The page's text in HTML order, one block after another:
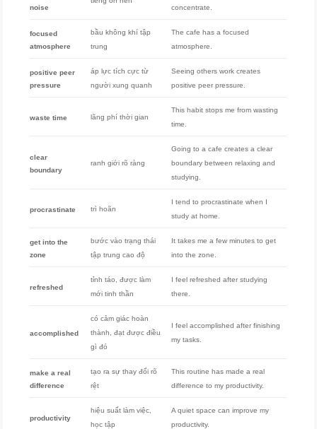
noise
concentrate.
focused
atmosphere
bầu không khí tập
trung
The cafe has a focused
atmosphere.
positive peer
pressure
áp lực tích cực từ
người xung quanh
Seeing others work creates
positive peer pressure.
waste time lãng phí thời gian
This habit stops me from wasting
time.
clear
boundary
ranh giới rõ ràng
Going to a cafe creates a clear
boundary between relaxing and
studying.
procrastinate trì hoãn
I tend to procrastinate when I
study at home.
get into the
zone
bước vào trạng thái
tập trung cao độ
It takes me a few minutes to get
into the zone.
refreshed
tỉnh táo, được làm
mới tinh thần
I feel refreshed after studying
there.
accomplished
có cảm giác hoàn
thành, đạt được điều
gì đó
I feel accomplished after finishing
my tasks.
make a real
difference
tạo ra sự thay đổi rõ
rệt
This routine has made a real
difference to my productivity.
productivity
hiệu suất làm việc,
học tập
A quiet space can improve my
productivity.